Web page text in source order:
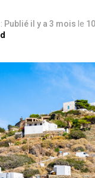
Publié il y a 3 mois le